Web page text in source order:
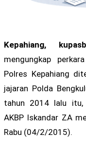
Kepahiang,
mengungkap
Polres Kepahiang
jajaran Polda
tahun 2014 lalu itu,
AKBP Iskandar ZA
Rabu (04/2/2015).